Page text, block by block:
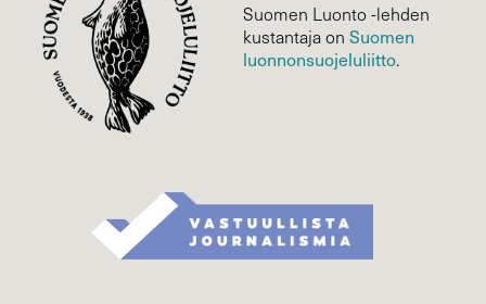
Suomen Luonto -lehden
kustantaja on Suomen
luonnonsuojelu­liitto.